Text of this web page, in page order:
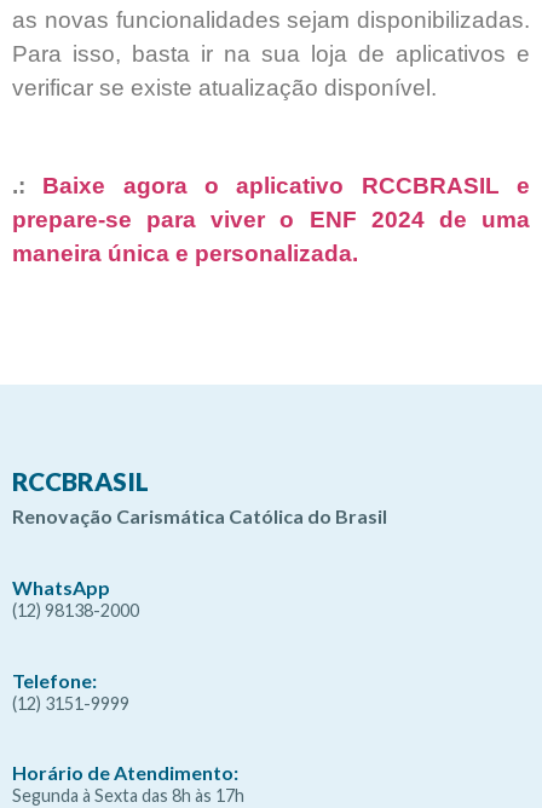
as novas funcionalidades sejam disponibilizadas.
Para isso, basta ir na sua loja de aplicativos e
verificar se existe atualização disponível.
.: Baixe agora o aplicativo RCCBRASIL e
prepare-se para viver o ENF 2024 de uma
maneira única e personalizada.
RCCBRASIL
Renovação Carismática Católica do Brasil
WhatsApp
(12) 98138-2000
Telefone:
(12) 3151-9999
Horário de Atendimento:
Segunda à Sexta das 8h às 17h